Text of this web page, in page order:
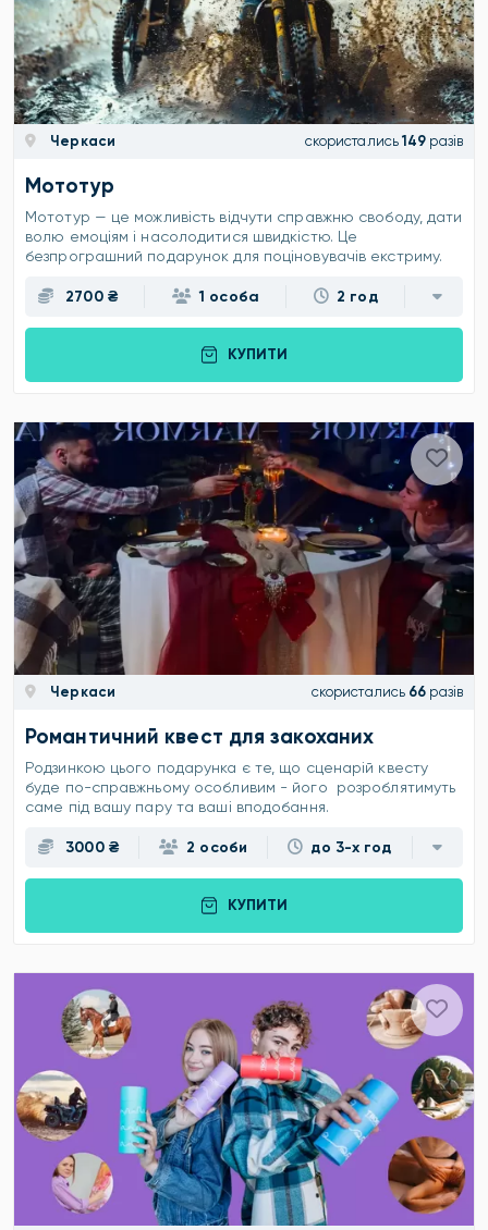
Черкаси скористались 149 разів
Мототур
Мототур — це можливість відчути справжню свободу, дати
волю емоціям і насолодитися швидкістю. Це
безпрограшний подарунок для поціновувачів екстриму.
2700 ₴ 1 особа 2 год
КУПИТИ
Черкаси скористались 66 разів
Романтичний квест для закоханих
Родзинкою цього подарунка є те, що сценарій квесту
буде по-справжньому особливим - його розроблятимуть
саме під вашу пару та ваші вподобання.
3000 ₴ 2 особи до 3-х год
КУПИТИ